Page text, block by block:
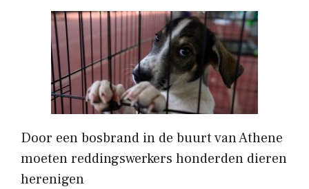
Door een bosbrand in de buurt van Athene
moeten reddingswerkers honderden dieren
herenigen